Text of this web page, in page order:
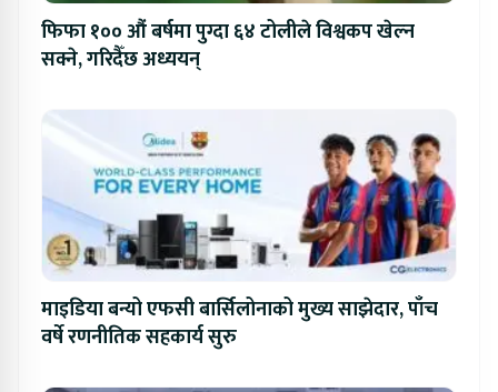
फिफा १०० औं बर्षमा पुग्दा ६४ टोलीले विश्वकप खेल्न
सक्ने, गरिदैँछ अध्ययन्
माइडिया बन्यो एफसी बार्सिलोनाको मुख्य साझेदार, पाँच
वर्षे रणनीतिक सहकार्य सुरु